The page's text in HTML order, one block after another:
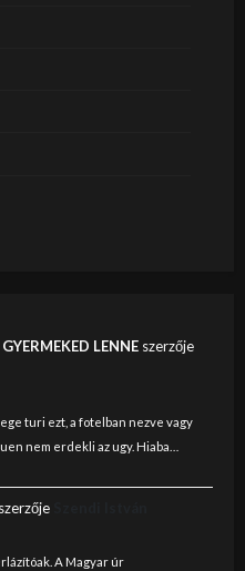
LENNEszerzője
turi ezt, a fotelban nezve vagy
nem erdekli az ugy. Hiaba…
A Magyar úr